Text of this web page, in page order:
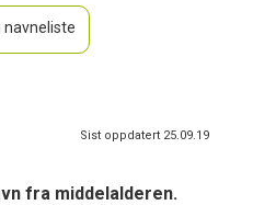
navneliste
Sist oppdatert 25.09.19
fra middelalderen.